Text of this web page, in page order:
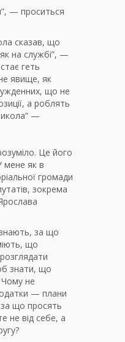
— проситься
сказав, що
на службі”, —
геть
явище, як
що не
а роблять
—
Це його
мене як в
громади
зокрема
за що
що
знати, що
не
— плани
що просять
не від себе, а